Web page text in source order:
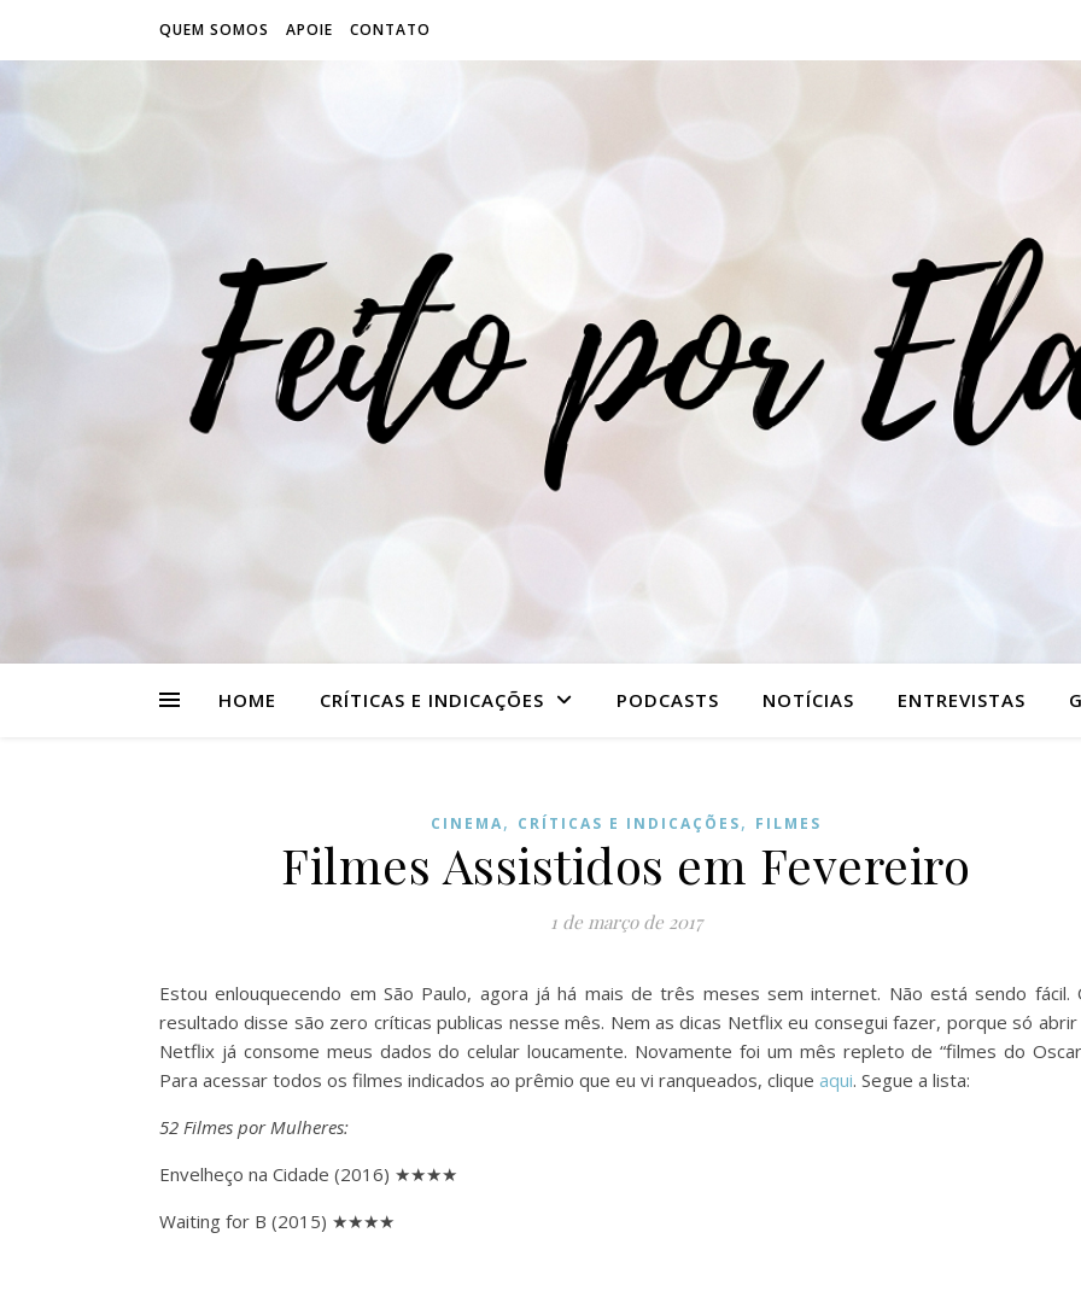
QUEM SOMOS APOIE CONTATO
HOME CRÍTICAS E INDICAÇÕES PODCASTS NOTÍCIAS ENTREVISTAS
CINEMA, CRÍTICAS E INDICAÇÕES, FILMES
Filmes Assistidos em Fevereiro
1 de março de 2017
Estou enlouquecendo em São Paulo, agora já há mais de três meses sem internet. Não está sendo fácil.
resultado disse são zero críticas publicas nesse mês. Nem as dicas Netflix eu consegui fazer, porque só abrir
Netflix já consome meus dados do celular loucamente. Novamente foi um mês repleto de “filmes do
Para acessar todos os filmes indicados ao prêmio que eu vi ranqueados, clique aqui. Segue a lista:
52 Filmes por Mulheres:
Envelheço na Cidade (2016) ★★★★
Waiting for B (2015) ★★★★